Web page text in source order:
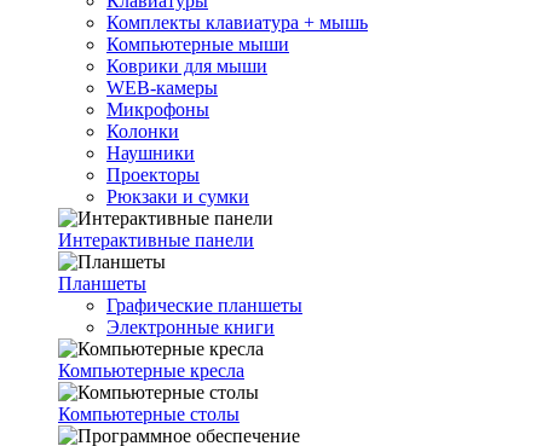
Комплекты клавиатура + мышь
Компьютерные мыши
Коврики для мыши
WEB-камеры
Микрофоны
Колонки
Наушники
Проекторы
Рюкзаки и сумки
Интерактивные панели
Планшеты
Графические планшеты
Электронные книги
Компьютерные кресла
Компьютерные столы